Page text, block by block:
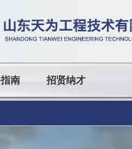
南 招贤纳才